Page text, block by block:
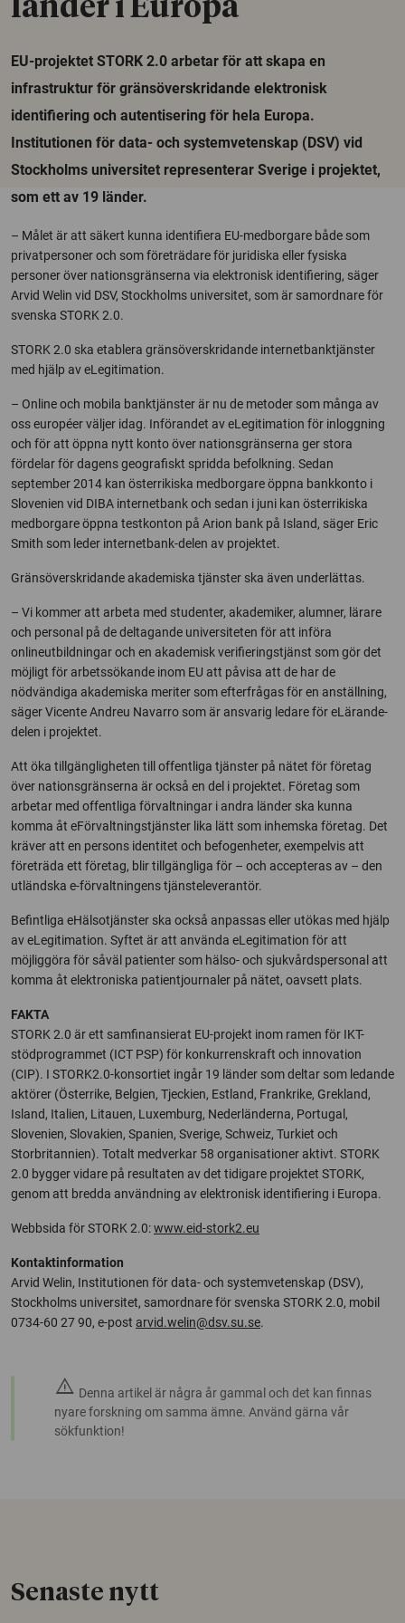
länder i Europa
EU-projektet STORK 2.0 arbetar för att skapa en
infrastruktur för gränsöverskridande elektronisk
identifiering och autentisering för hela Europa.
Institutionen för data- och systemvetenskap (DSV) vid
Stockholms universitet representerar Sverige i projektet,
som ett av 19 länder.
– Målet är att säkert kunna identifiera EU-medborgare både som
privatpersoner och som företrädare för juridiska eller fysiska
personer över nationsgränserna via elektronisk identifiering, säger
Arvid Welin vid DSV, Stockholms universitet, som är samordnare för
svenska STORK 2.0.
STORK 2.0 ska etablera gränsöverskridande internetbanktjänster
med hjälp av eLegitimation.
– Online och mobila banktjänster är nu de metoder som många av
oss européer väljer idag. Införandet av eLegitimation för inloggning
och för att öppna nytt konto över nationsgränserna ger stora
fördelar för dagens geografiskt spridda befolkning. Sedan
september 2014 kan österrikiska medborgare öppna bankkonto i
Slovenien vid DIBA internetbank och sedan i juni kan österrikiska
medborgare öppna testkonton på Arion bank på Island, säger Eric
Smith som leder internetbank-delen av projektet.
Gränsöverskridande akademiska tjänster ska även underlättas.
– Vi kommer att arbeta med studenter, akademiker, alumner, lärare
och personal på de deltagande universiteten för att införa
onlineutbildningar och en akademisk verifieringstjänst som gör det
möjligt för arbetssökande inom EU att påvisa att de har de
nödvändiga akademiska meriter som efterfrågas för en anställning,
säger Vicente Andreu Navarro som är ansvarig ledare för eLärande-
delen i projektet.
Att öka tillgängligheten till offentliga tjänster på nätet för företag
över nationsgränserna är också en del i projektet. Företag som
arbetar med offentliga förvaltningar i andra länder ska kunna
komma åt eFörvaltningstjänster lika lätt som inhemska företag. Det
kräver att en persons identitet och befogenheter, exempelvis att
företräda ett företag, blir tillgängliga för – och accepteras av – den
utländska e-förvaltningens tjänsteleverantör.
Befintliga eHälsotjänster ska också anpassas eller utökas med hjälp
av eLegitimation. Syftet är att använda eLegitimation för att
möjliggöra för såväl patienter som hälso- och sjukvårdspersonal att
komma åt elektroniska patientjournaler på nätet, oavsett plats.
FAKTA
STORK 2.0 är ett samfinansierat EU-projekt inom ramen för IKT-
stödprogrammet (ICT PSP) för konkurrenskraft och innovation
(CIP). I STORK2.0-konsortiet ingår 19 länder som deltar som ledande
aktörer (Österrike, Belgien, Tjeckien, Estland, Frankrike, Grekland,
Island, Italien, Litauen, Luxemburg, Nederländerna, Portugal,
Slovenien, Slovakien, Spanien, Sverige, Schweiz, Turkiet och
Storbritannien). Totalt medverkar 58 organisationer aktivt. STORK
2.0 bygger vidare på resultaten av det tidigare projektet STORK,
genom att bredda användning av elektronisk identifiering i Europa.
Webbsida för STORK 2.0:www.eid-stork2.eu
Kontaktinformation
Arvid Welin, Institutionen för data- och systemvetenskap (DSV),
Stockholms universitet, samordnare för svenska STORK 2.0, mobil
0734-60 27 90, e-post arvid.welin@dsv.su.se.
warning Denna artikel är några år gammal och det kan finnas
nyare forskning om samma ämne. Använd gärna vår
sökfunktion!
Senaste nytt